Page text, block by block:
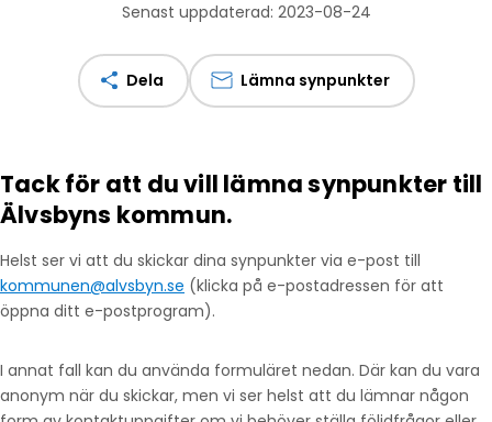
Senast uppdaterad: 2023-08-24
Dela Lämna synpunkter
Tack för att du vill lämna synpunkter till
Älvsbyns kommun.
Helst ser vi att du skickar dina synpunkter via e-post till
kommunen@alvsbyn.se (klicka på e-postadressen för att
öppna ditt e-postprogram).
I annat fall kan du använda formuläret nedan. Där kan du vara
anonym när du skickar, men vi ser helst att du lämnar någon